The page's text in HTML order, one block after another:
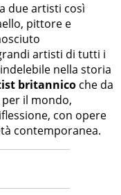
due artisti così
pittore e
artisti di tutti i
nella storia
britannico che da
il mondo,
con opere
contemporanea.